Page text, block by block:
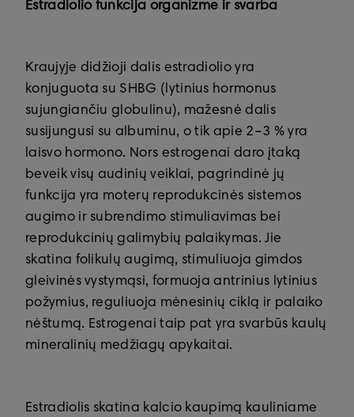
Estradiolio funkcija organizme ir svarba
Kraujyje didžioji dalis estradiolio yra
konjuguota su SHBG (lytinius hormonus
sujungiančiu globulinu), mažesnė dalis
susijungusi su albuminu, o tik apie 2–3 % yra
laisvo hormono. Nors estrogenai daro įtaką
beveik visų audinių veiklai, pagrindinė jų
funkcija yra moterų reprodukcinės sistemos
augimo ir subrendimo stimuliavimas bei
reprodukcinių galimybių palaikymas. Jie
skatina folikulų augimą, stimuliuoja gimdos
gleivinės vystymąsi, formuoja antrinius lytinius
požymius, reguliuoja mėnesinių ciklą ir palaiko
nėštumą. Estrogenai taip pat yra svarbūs kaulų
mineralinių medžiagų apykaitai.
Estradiolis skatina kalcio kaupimą kauliniame